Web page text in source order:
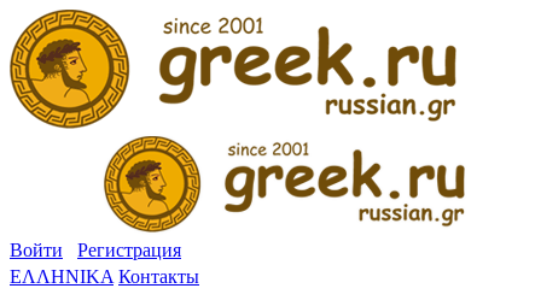
Войти
Регистрация
ΕΛΛΗΝΙΚΑ Контакты